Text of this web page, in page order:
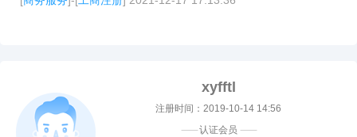
xyfftl
注册时间：2019-10-14 14:56
----------认证会员 ----------